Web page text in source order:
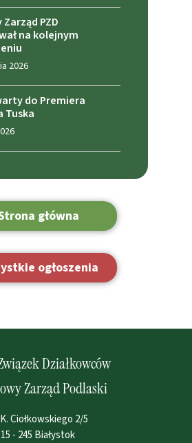
PZD
na kolejnym
2026
do Premiera
Tuska
ogłoszenia
główna
Działkowców
Zarząd Podlaski
Ciołkowskiego 2/5
15 - 245 Białystok